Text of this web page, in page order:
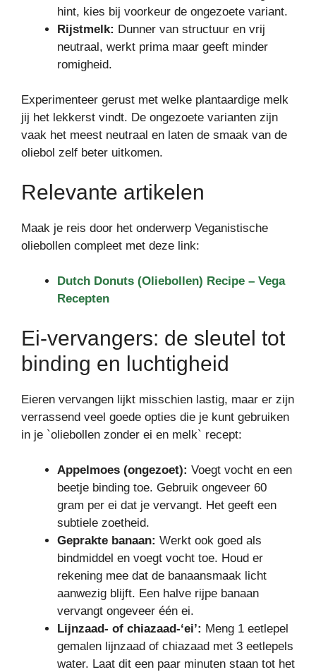
hint, kies bij voorkeur de ongezoete variant.
Rijstmelk: Dunner van structuur en vrij
neutraal, werkt prima maar geeft minder
romigheid.
Experimenteer gerust met welke plantaardige melk
jij het lekkerst vindt. De ongezoete varianten zijn
vaak het meest neutraal en laten de smaak van de
oliebol zelf beter uitkomen.
Relevante artikelen
Maak je reis door het onderwerp Veganistische
oliebollen compleet met deze link:
Dutch Donuts (Oliebollen) Recipe – Vega
Recepten
Ei-vervangers: de sleutel tot
binding en luchtigheid
Eieren vervangen lijkt misschien lastig, maar er zijn
verrassend veel goede opties die je kunt gebruiken
in je `oliebollen zonder ei en melk` recept:
Appelmoes (ongezoet): Voegt vocht en een
beetje binding toe. Gebruik ongeveer 60
gram per ei dat je vervangt. Het geeft een
subtiele zoetheid.
Geprakte banaan: Werkt ook goed als
bindmiddel en voegt vocht toe. Houd er
rekening mee dat de banaansmaak licht
aanwezig blijft. Een halve rijpe banaan
vervangt ongeveer één ei.
Lijnzaad- of chiazaad-‘ei’: Meng 1 eetlepel
gemalen lijnzaad of chiazaad met 3 eetlepels
water. Laat dit een paar minuten staan tot het